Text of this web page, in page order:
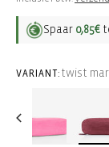
Spaar 0,85€
VARIANT: twist